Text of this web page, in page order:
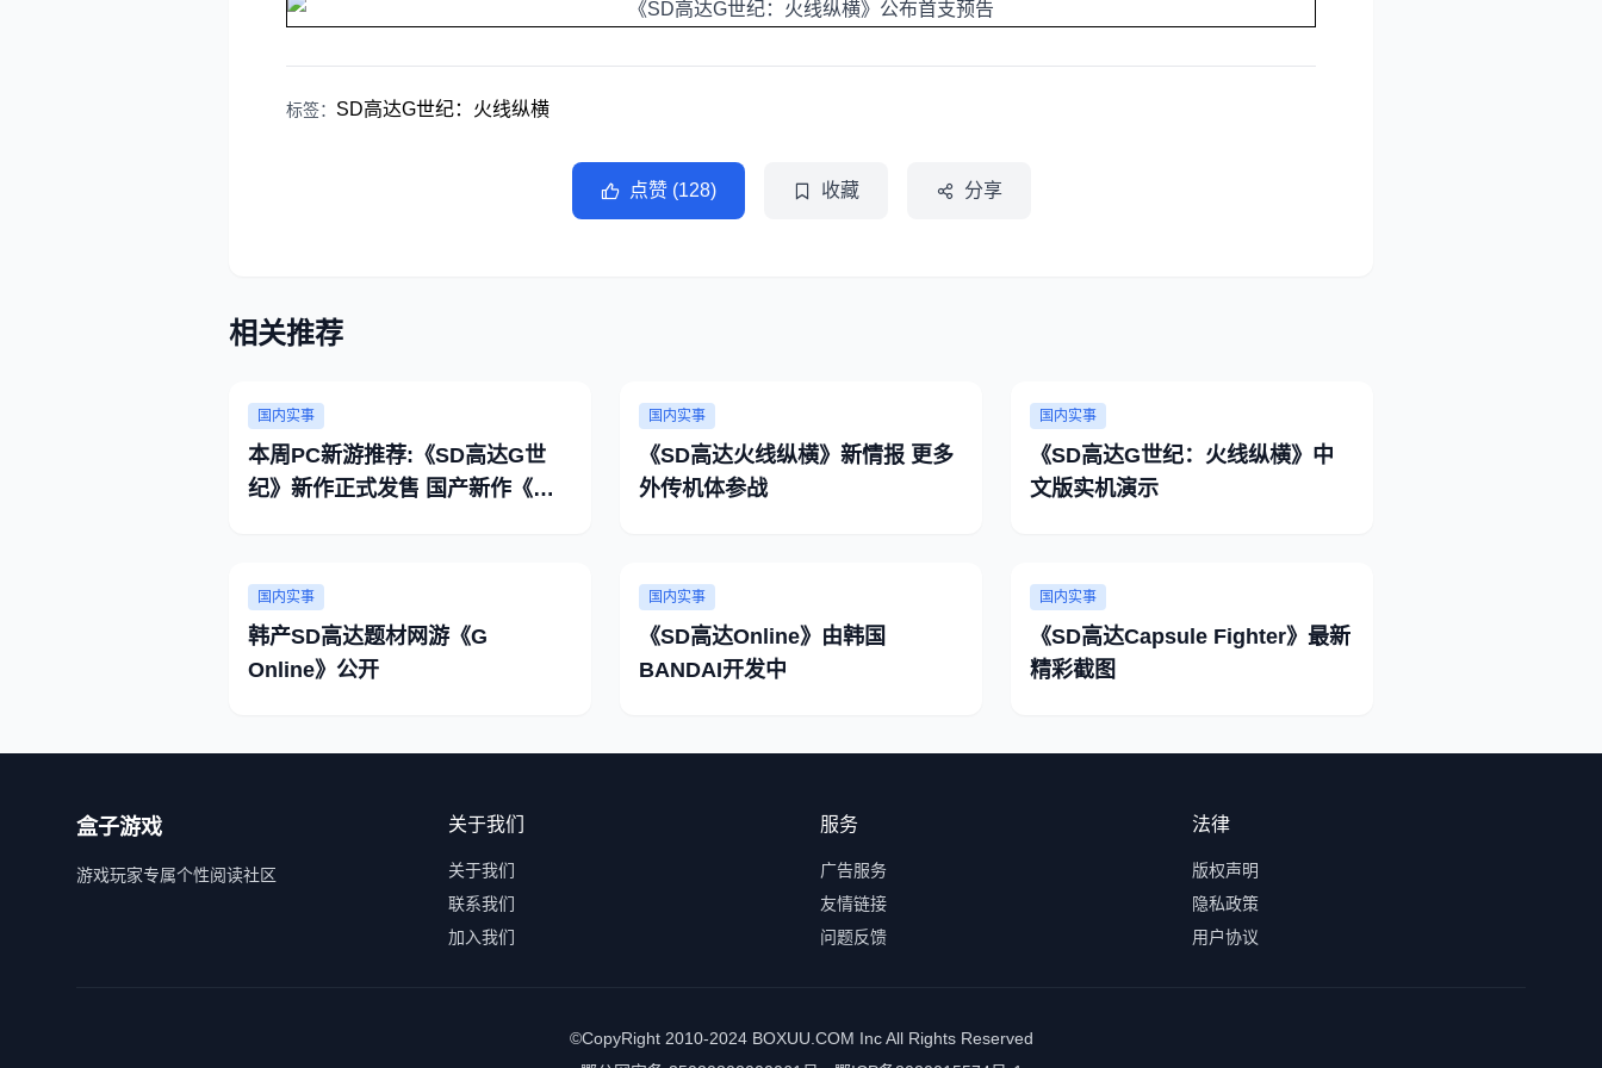
标签： SD高达G世纪：火线纵横
点赞 (128) 收藏 分享
相关推荐
国内实事
本周PC新游推荐:《SD高达G世
纪》新作正式发售 国产新作《铁
国内实事
《SD高达火线纵横》新情报 更多
外传机体参战
国内实事
《SD高达G世纪：火线纵横》中
文版实机演示
国内实事
韩产SD高达题材网游《G
Online》公开
国内实事
《SD高达Online》由韩国
BANDAI开发中
国内实事
《SD高达Capsule Fighter》最新
精彩截图
盒子游戏
游戏玩家专属个性阅读社区
关于我们
关于我们
联系我们
加入我们
服务
广告服务
友情链接
问题反馈
法律
版权声明
隐私政策
用户协议
©CopyRight 2010-2024 BOXUU.COM Inc All Rights Reserved